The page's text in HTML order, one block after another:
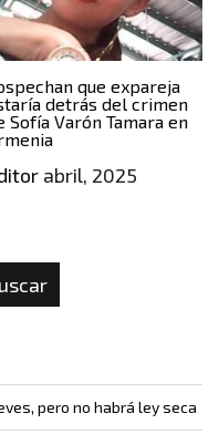
que expareja
detrás del crimen
Sofía Varón Tamara en
abril, 2025
pero no habrá ley seca